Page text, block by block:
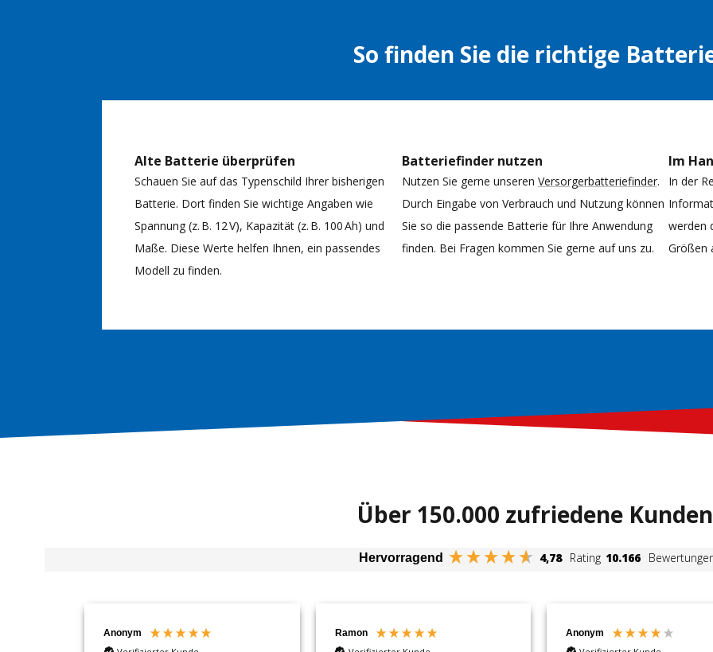
So finden Sie die richtige
Alte Batterie überprüfen
Schauen Sie auf das Typenschild Ihrer bisherigen
Batterie. Dort finden Sie wichtige Angaben wie
Spannung (z. B. 12 V), Kapazität (z. B. 100 Ah) und
Maße. Diese Werte helfen Ihnen, ein passendes
Modell zu finden.
Batteriefinder nutzen
Nutzen Sie gerne unseren Versorgerbatteriefinder.
Durch Eingabe von Verbrauch und Nutzung können
Sie so die passende Batterie für Ihre Anwendung
finden. Bei Fragen kommen Sie gerne auf uns zu.
Im
In der
werden
Größen
Über 150.000 zufriedene Kunden
Hervorragend 4,78 Rating 10.166
Anonym Ramon Anonym